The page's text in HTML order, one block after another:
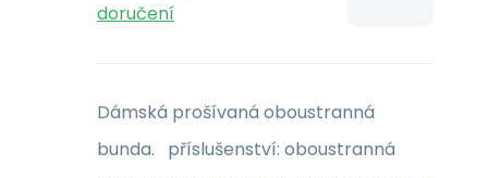
doručení
Dámská prošívaná oboustranná
bunda. příslušenství: oboustranná